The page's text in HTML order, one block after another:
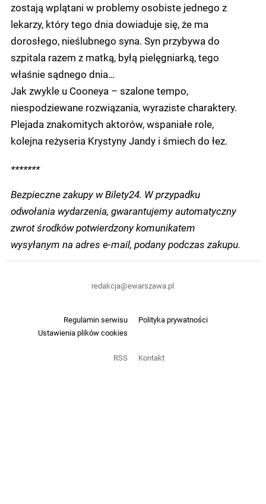
zostają wplątani w problemy osobiste jednego z
lekarzy, który tego dnia dowiaduje się, że ma
dorosłego, nieślubnego syna. Syn przybywa do
szpitala razem z matką, byłą pielęgniarką, tego
właśnie sądnego dnia…
Jak zwykle u Cooneya – szalone tempo,
niespodziewane rozwiązania, wyraziste charaktery.
Plejada znakomitych aktorów, wspaniałe role,
kolejna reżyseria Krystyny Jandy i śmiech do łez.
*******
Bezpieczne zakupy w Bilety24. W przypadku
odwołania wydarzenia, gwarantujemy automatyczny
zwrot środków potwierdzony komunikatem
wysyłanym na adres e-mail, podany podczas zakupu.
Regulamin serwisu
Polityka prywatności
Ustawienia plików cookies
RSS Kontakt
redakcja@ewarszawa.pl